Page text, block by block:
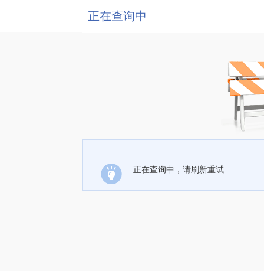
正在查询中
正在查询中，请刷新重试